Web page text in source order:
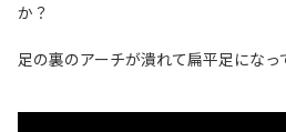
か？
足の裏のアーチが潰れて扁平足になっ